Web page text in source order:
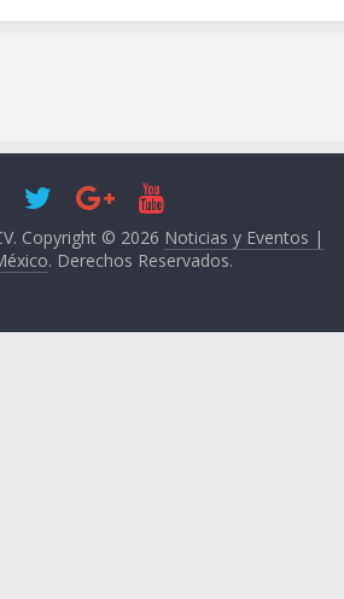
Copyright © 2026 Noticias y Eventos |
. Derechos Reservados.